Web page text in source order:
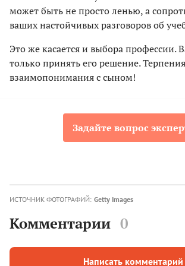
может быть не просто ленью, а
ваших настойчивых разговоров об
Это же касается и выбора профессии.
только принять его решение.
взаимопонимания с сыном!
Задайте вопрос
ИСТОЧНИК ФОТОГРАФИЙ: Getty Images
Комментарии 0
Написать комментарий